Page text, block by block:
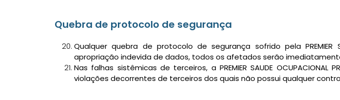
Quebra de protocolo de segurança
Qualquer quebra de protocolo de segurança sofrido pela PREMIER
apropriação indevida de dados, todos os afetados serão
Nas falhas sistêmicas de terceiros, a PREMIER SAUDE OCUPACIONAL
violações decorrentes de terceiros dos quais não possui qualquer